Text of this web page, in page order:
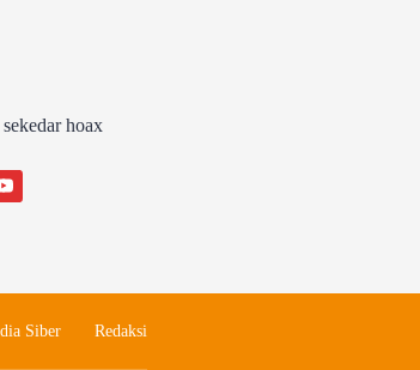
hoax
Siber Redaksi